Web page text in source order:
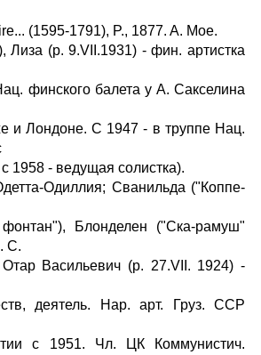
(1595-1791), P., 1877. A. Мое.
(p. 9.VII.1931) - фин. артистка
финского балета у А. Сакселина
и Лондоне. С 1947 - в труппе Нац.
1958 - ведущая солистка).
Одиллия; Сванильда ("Коппе-
фонтан"), Блонделен ("Ска-рамуш"
С.
Васильевич (р. 27.VII. 1924) -
деятель. Нар. арт. Груз. ССР
с 1951. Чл. ЦК Коммунистич.